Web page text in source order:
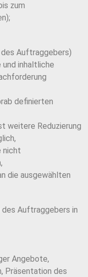
zum
Auftraggebers)
und inhaltliche
definierten
weitere Reduzierung
nicht
die ausgewählten
Auftraggebers in
Angebote,
Präsentation des